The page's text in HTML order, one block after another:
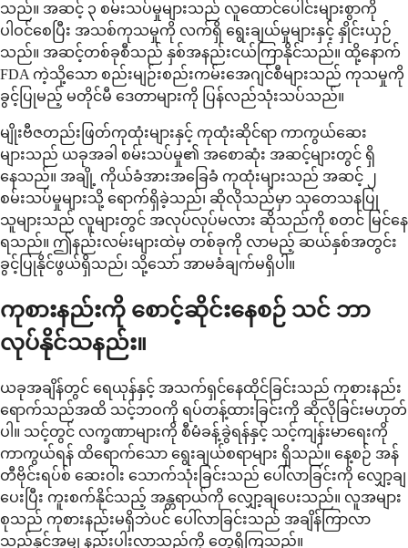
သည်။ အဆင့် ၃ စမ်းသပ်မှုများသည် လူထောင်ပေါင်းများစွာကို
ပါဝင်စေပြီး အသစ်ကုသမှုကို လက်ရှိ ရွေးချယ်မှုများနှင့် နှိုင်းယှဉ်
သည်။ အဆင့်တစ်ခုစီသည် နှစ်အနည်းငယ်ကြာနိုင်သည်။ ထို့နောက်
FDA ကဲ့သို့သော စည်းမျဉ်းစည်းကမ်းအေဂျင်စီများသည် ကုသမှုကို
ခွင့်ပြုမည့် မတိုင်မီ ဒေတာများကို ပြန်လည်သုံးသပ်သည်။
မျိုးဗီဇတည်းဖြတ်ကုထုံးများနှင့် ကုထုံးဆိုင်ရာ ကာကွယ်ဆေး
များသည် ယခုအခါ စမ်းသပ်မှု၏ အစောဆုံး အဆင့်များတွင် ရှိ
နေသည်။ အချို့ ကိုယ်ခံအားအခြေခံ ကုထုံးများသည် အဆင့် ၂
စမ်းသပ်မှုများသို့ ရောက်ရှိခဲ့သည်၊ ဆိုလိုသည်မှာ သုတေသနပြု
သူများသည် လူများတွင် အလုပ်လုပ်မလား ဆိုသည်ကို စတင် မြင်နေ
ရသည်။ ဤနည်းလမ်းများထဲမှ တစ်ခုကို လာမည့် ဆယ်နှစ်အတွင်း
ခွင့်ပြုနိုင်ဖွယ်ရှိသည်၊ သို့သော် အာမခံချက်မရှိပါ။
ကုစားနည်းကို စောင့်ဆိုင်းနေစဉ် သင် ဘာ
လုပ်နိုင်သနည်း။
ယခုအချိန်တွင် ရေယုန်နှင့် အသက်ရှင်နေထိုင်ခြင်းသည် ကုစားနည်း
ရောက်သည်အထိ သင့်ဘဝကို ရပ်တန့်ထားခြင်းကို ဆိုလိုခြင်းမဟုတ်
ပါ။ သင့်တွင် လက္ခဏာများကို စီမံခန့်ခွဲရန်နှင့် သင့်ကျန်းမာရေးကို
ကာကွယ်ရန် ထိရောက်သော ရွေးချယ်စရာများ ရှိသည်။ နေ့စဉ် အန်
တီဗိုင်းရပ်စ် ဆေးဝါး သောက်သုံးခြင်းသည် ပေါ်လာခြင်းကို လျှော့ချ
ပေးပြီး ကူးစက်နိုင်သည့် အန္တရာယ်ကို လျှော့ချပေးသည်။ လူအများ
စုသည် ကုစားနည်းမရှိဘဲပင် ပေါ်လာခြင်းသည် အချိန်ကြာလာ
သည်နှင့်အမျှ နည်းပါးလာသည်ကို တွေ့ရှိကြသည်။